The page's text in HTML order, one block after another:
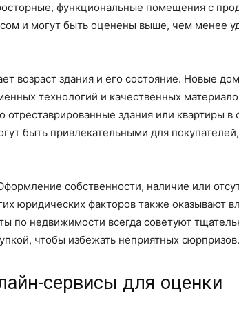
функциональные помещения с
и могут быть оценены выше, чем менее
возраст здания и его состояние. Новые
технологий и качественных
здания или квартиры в
быть привлекательными для
собственности, наличие или
юридических факторов также оказывают
по недвижимости всегда советуют
чтобы избежать неприятных сюрпризов.
сервисы для оценки